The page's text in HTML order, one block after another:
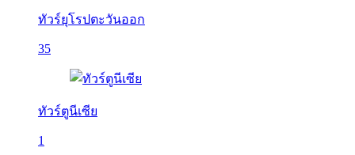
ทัวร์ยุโรปตะวันออก
35
ทัวร์ตูนีเซีย
1